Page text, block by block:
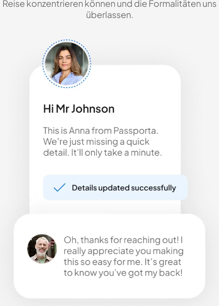
Reise konzentrieren können und die Formalitäten uns
überlassen.